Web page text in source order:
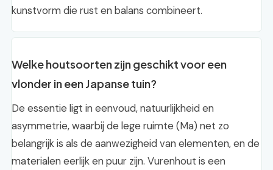
kunstvorm die rust en balans combineert.
Welke houtsoorten zijn geschikt voor een
vlonder in een Japanse tuin?
De essentie ligt in eenvoud, natuurlijkheid en
asymmetrie, waarbij de lege ruimte (Ma) net zo
belangrijk is als de aanwezigheid van elementen, en de
materialen eerlijk en puur zijn. Vurenhout is een